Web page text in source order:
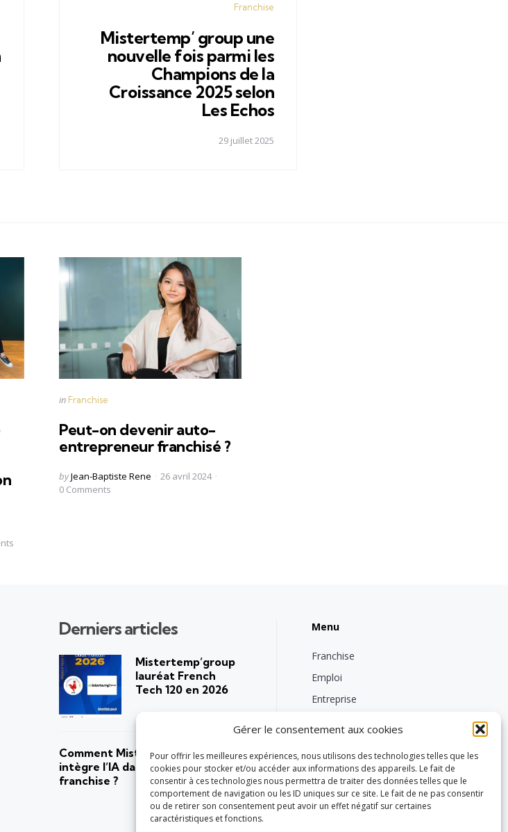
Gérer le consentement aux cookies
Pour offrir les meilleures expériences, nous utilisons des technologies telles que les
cookies pour stocker et/ou accéder aux informations des appareils. Le fait de
consentir à ces technologies nous permettra de traiter des données telles que le
comportement de navigation ou les ID uniques sur ce site. Le fait de ne pas consentir
ou de retirer son consentement peut avoir un effet négatif sur certaines
caractéristiques et fonctions.
Franchise
Mistertemp’ group une
nouvelle fois parmi les
Champions de la
Croissance 2025 selon
Les Echos
29 juillet 2025
Categories
Posted
in Franchise
Peut-on devenir auto-
entrepreneur franchisé ?
Posted
by
byJean-Baptiste Rene
26 avril 2024
0 Comments
Derniers articles
Mistertemp’group
lauréat French
Tech 120 en 2026
Comment Mistertemp’ Group
intègre l’IA dans ses réseaux de
franchise ?
Menu
Franchise
Emploi
Entreprise
Vie de groupe
Réglementation
Tech